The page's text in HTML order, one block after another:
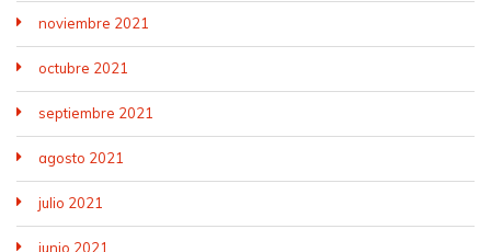
noviembre 2021
octubre 2021
septiembre 2021
agosto 2021
julio 2021
junio 2021